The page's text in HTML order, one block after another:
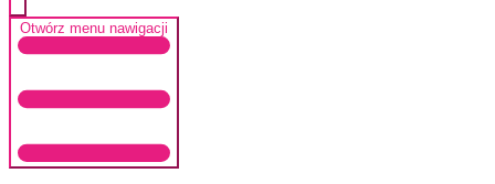
Otwórz menu nawigacji